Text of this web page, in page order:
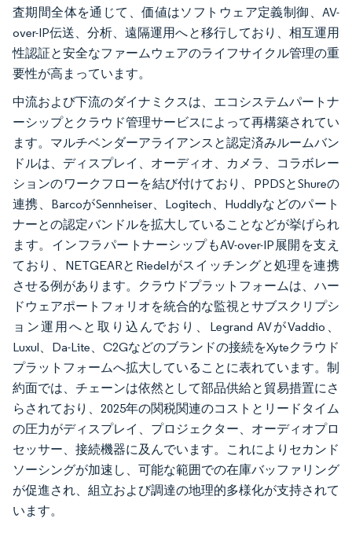
査期間全体を通じて、価値はソフトウェア定義制御、AV-
over-IP伝送、分析、遠隔運用へと移行しており、相互運用
性認証と安全なファームウェアのライフサイクル管理の重
要性が高まっています。
中流および下流のダイナミクスは、エコシステムパートナ
ーシップとクラウド管理サービスによって再構築されてい
ます。マルチベンダーアライアンスと認定済みルームバン
ドルは、ディスプレイ、オーディオ、カメラ、コラボレー
ションのワークフローを結び付けており、PPDSとShureの
連携、BarcoがSennheiser、Logitech、Huddlyなどのパート
ナーとの認定バンドルを拡大していることなどが挙げられ
ます。インフラパートナーシップもAV-over-IP展開を支え
ており、NETGEARとRiedelがスイッチングと処理を連携
させる例があります。クラウドプラットフォームは、ハー
ドウェアポートフォリオを統合的な監視とサブスクリプシ
ョン運用へと取り込んでおり、Legrand AVがVaddio、
Luxul、Da-Lite、C2Gなどのブランドの接続をXyteクラウド
プラットフォームへ拡大していることに表れています。制
約面では、チェーンは依然として部品供給と貿易措置にさ
らされており、2025年の関税関連のコストとリードタイム
の圧力がディスプレイ、プロジェクター、オーディオプロ
セッサー、接続機器に及んでいます。これによりセカンド
ソーシングが加速し、可能な範囲での在庫バッファリング
が促進され、組立および調達の地理的多様化が支持されて
います。